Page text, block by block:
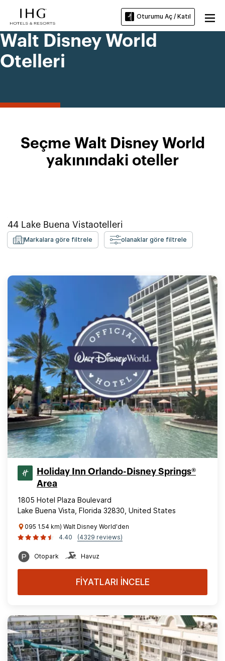
Oturumu Aç / Katıl
Walt Disney World
Otelleri
Seçme Walt Disney World
yakınındaki oteller
44 Lake Buena Vistaotelleri
Markalara göre filtrele olanaklar göre filtrele
Holiday Inn Orlando-Disney Springs®
Area
1805 Hotel Plaza Boulevard
Lake Buena Vista, Florida 32830, United States
095 1.54 km) Walt Disney World'den
4.40
(4329 reviews)
Otopark Havuz
FİYATLARI İNCELE